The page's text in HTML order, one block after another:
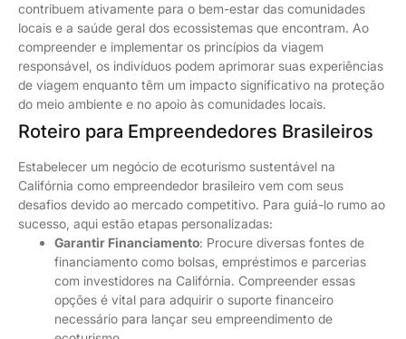
contribuem ativamente para o bem-estar das comunidades
locais e a saúde geral dos ecossistemas que encontram. Ao
compreender e implementar os princípios da viagem
responsável, os indivíduos podem aprimorar suas experiências
de viagem enquanto têm um impacto significativo na proteção
do meio ambiente e no apoio às comunidades locais.
Roteiro para Empreendedores Brasileiros
Estabelecer um negócio de ecoturismo sustentável na
Califórnia como empreendedor brasileiro vem com seus
desafios devido ao mercado competitivo. Para guiá-lo rumo ao
sucesso, aqui estão etapas personalizadas:
Garantir Financiamento: Procure diversas fontes de
financiamento como bolsas, empréstimos e parcerias
com investidores na Califórnia. Compreender essas
opções é vital para adquirir o suporte financeiro
necessário para lançar seu empreendimento de